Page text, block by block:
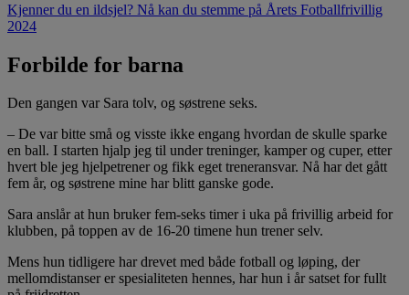
Kjenner du en ildsjel? Nå kan du stemme på Årets Fotballfrivillig
2024
Forbilde for barna
Den gangen var Sara tolv, og søstrene seks.
– De var bitte små og visste ikke engang hvordan de skulle sparke
en ball. I starten hjalp jeg til under treninger, kamper og cuper, etter
hvert ble jeg hjelpetrener og fikk eget treneransvar. Nå har det gått
fem år, og søstrene mine har blitt ganske gode.
Sara anslår at hun bruker fem-seks timer i uka på frivillig arbeid for
klubben, på toppen av de 16-20 timene hun trener selv.
Mens hun tidligere har drevet med både fotball og løping, der
mellomdistanser er spesialiteten hennes, har hun i år satset for fullt